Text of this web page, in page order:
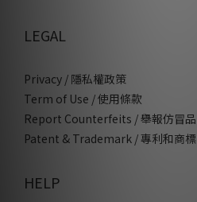
LEGAL
Privacy / 隱私權政策
Term of Use / 使用條款
Report Counterfeits / 舉報仿冒品
Patent & Trademark / 專利和商標
HELP